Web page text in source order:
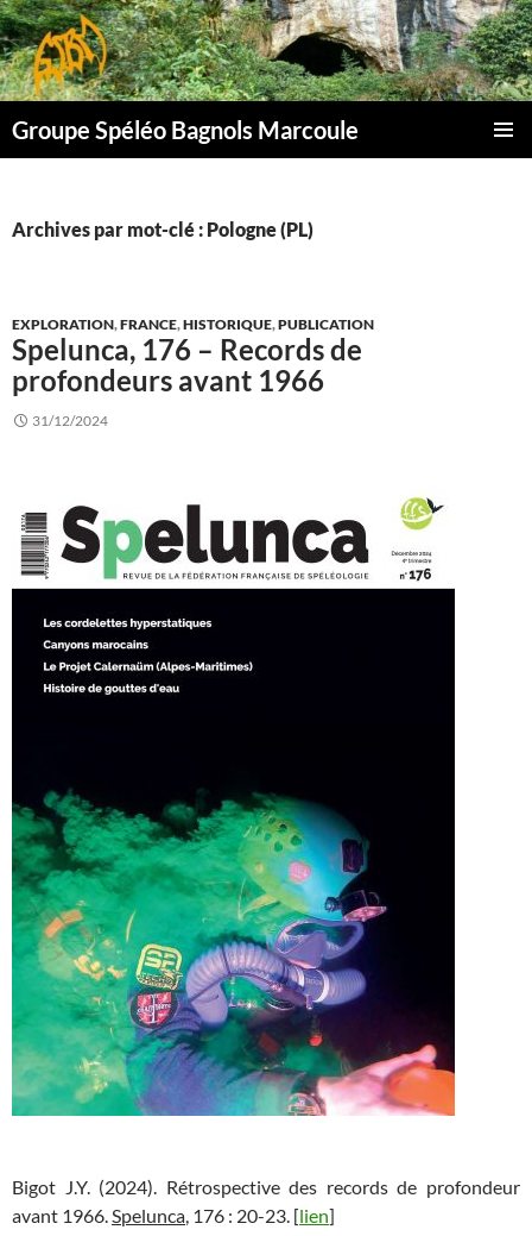
Aller
au
contenu
Groupe Spéléo Bagnols Marcoule
Archives par mot-clé : Pologne (PL)
EXPLORATION,FRANCE,HISTORIQUE,PUBLICATION
Spelunca, 176 – Records de
profondeurs avant 1966
31/12/2024
Bigot J.Y. (2024). Rétrospective des records de profondeur
avant 1966.Spelunca, 176 : 20-23. [lien]